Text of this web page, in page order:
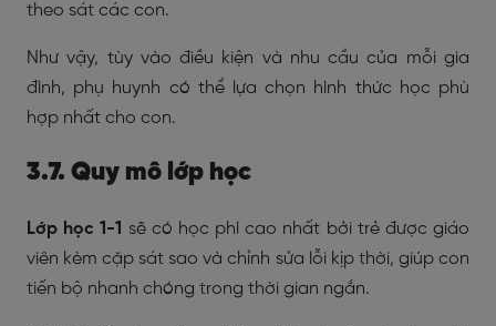
theo sát các con.
Như vậy, tùy vào điều kiện và nhu cầu của mỗi gia
đình, phụ huynh có thể lựa chọn hình thức học phù
hợp nhất cho con.
3.7. Quy mô lớp học
Lớp học 1-1 sẽ có học phí cao nhất bởi trẻ được giáo
viên kèm cặp sát sao và chỉnh sửa lỗi kịp thời, giúp con
tiến bộ nhanh chóng trong thời gian ngắn.